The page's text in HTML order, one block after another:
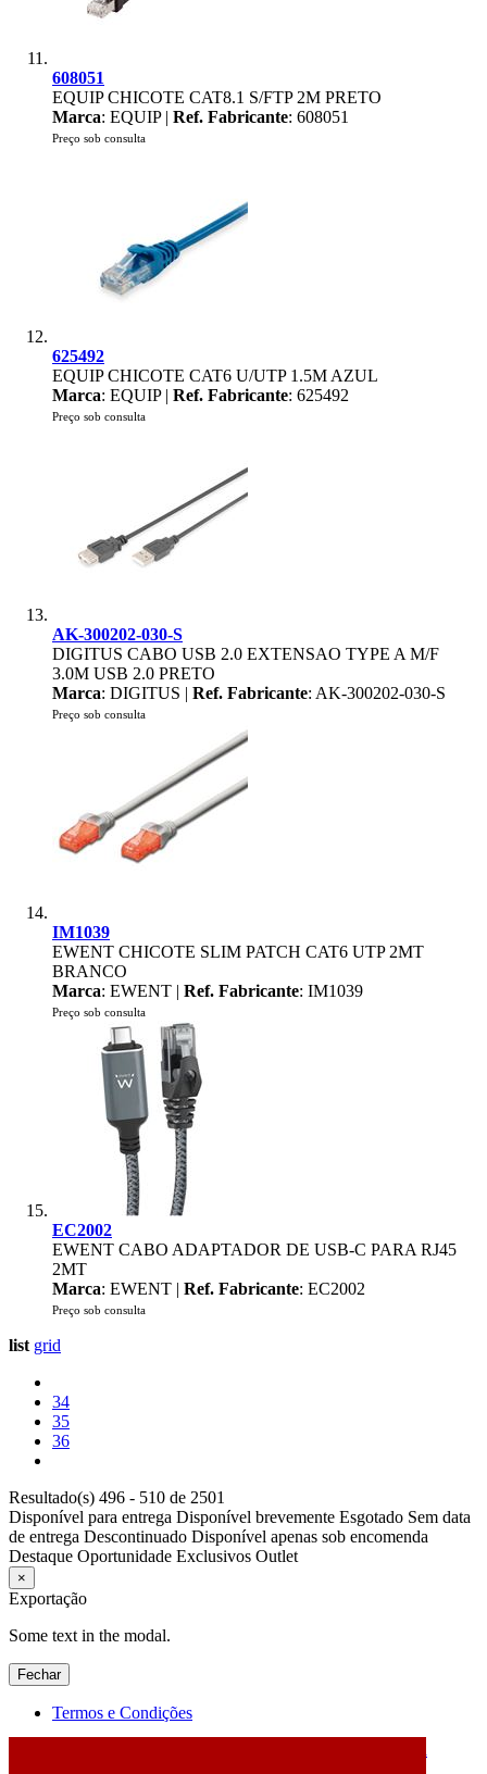
608051
EQUIP CHICOTE CAT8.1 S/FTP 2M PRETO
Marca: EQUIP | Ref. Fabricante: 608051
Preço sob consulta
625492
EQUIP CHICOTE CAT6 U/UTP 1.5M AZUL
Marca: EQUIP | Ref. Fabricante: 625492
Preço sob consulta
AK-300202-030-S
DIGITUS CABO USB 2.0 EXTENSAO TYPE A M/F
3.0M USB 2.0 PRETO
Marca: DIGITUS | Ref. Fabricante: AK-300202-030-S
Preço sob consulta
IM1039
EWENT CHICOTE SLIM PATCH CAT6 UTP 2MT
BRANCO
Marca: EWENT | Ref. Fabricante: IM1039
Preço sob consulta
EC2002
EWENT CABO ADAPTADOR DE USB-C PARA RJ45
2MT
Marca: EWENT | Ref. Fabricante: EC2002
Preço sob consulta
list grid
34
35
36
Resultado(s) 496 - 510 de 2501
Disponível para entrega Disponível brevemente Esgotado Sem data
de entrega Descontinuado Disponível apenas sob encomenda
Destaque Oportunidade Exclusivos Outlet
×
Exportação
Some text in the modal.
Fechar
Termos e Condições